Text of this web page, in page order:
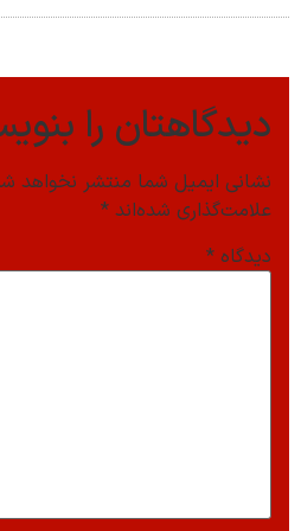
دیدگاهتان را
نشانی ایمیل شما منتشر نخواهد
علامت‌گذاری شده‌اند *
دیدگاه *